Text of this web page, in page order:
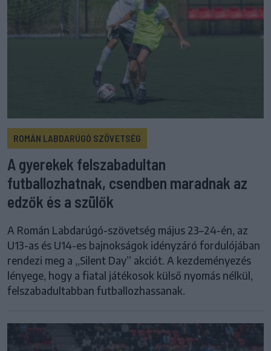
ROMÁN LABDARÚGÓ SZÖVETSÉG
A gyerekek felszabadultan
futballozhatnak, csendben maradnak az
edzők és a szülők
A Román Labdarúgó-szövetség május 23–24-én, az
U13-as és U14-es bajnokságok idényzáró fordulójában
rendezi meg a „Silent Day” akciót. A kezdeményezés
lényege, hogy a fiatal játékosok külső nyomás nélkül,
felszabadultabban futballozhassanak.